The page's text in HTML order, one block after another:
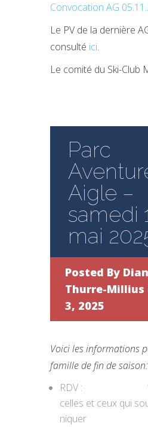
Convocation AG
Le PV de la dernière
consulté ici.
Le comité du Ski-Club
Parc
Aigle –
samedi
mai
Posted By
Thurre-Millius
3, 2025
Voici les informations
famille de fin de saison:
RDV :
celles et ceux qui
niquer